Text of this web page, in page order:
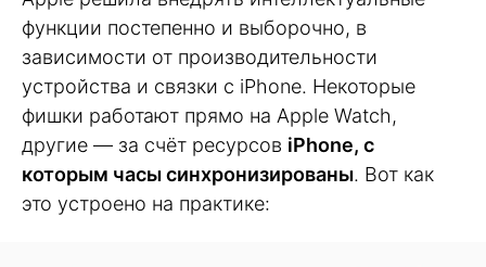
функции постепенно и выборочно, в
зависимости от производительности
устройства и связки с iPhone. Некоторые
фишки работают прямо на Apple Watch,
другие — за счёт ресурсов iPhone, с
которым часы синхронизированы. Вот как
это устроено на практике: